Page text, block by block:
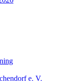
e. V.